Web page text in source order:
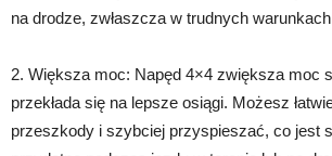
na drodze, zwłaszcza w trudnych
2. Większa moc: Napęd 4×4 zwiększa moc
przekłada się na lepsze osiągi. Możesz
przeszkody i szybciej przyspieszać, co jest